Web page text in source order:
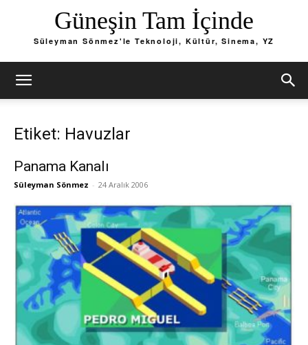
Güneşin Tam İçinde
Süleyman Sönmez'le Teknoloji, Kültür, Sinema, YZ
Etiket: Havuzlar
Panama Kanalı
Süleyman Sönmez - 24 Aralık 2006